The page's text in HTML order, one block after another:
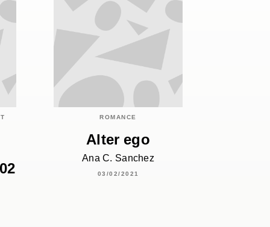
ROMANCE
Alter ego
Ana C. Sanchez
03/02/2021